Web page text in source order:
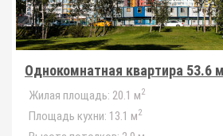
Однокомнатная квартира 53.6
Жилая площадь: 20.1 м2
Площадь кухни: 13.1 м2